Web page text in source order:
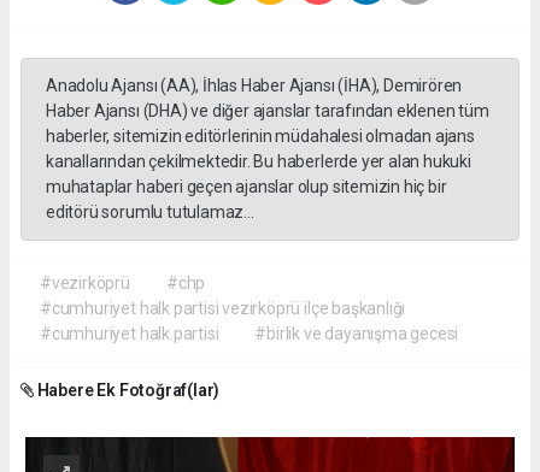
Anadolu Ajansı (AA), İhlas Haber Ajansı (İHA), Demirören
Haber Ajansı (DHA) ve diğer ajanslar tarafından eklenen tüm
haberler, sitemizin editörlerinin müdahalesi olmadan ajans
kanallarından çekilmektedir. Bu haberlerde yer alan hukuki
muhataplar haberi geçen ajanslar olup sitemizin hiç bir
editörü sorumlu tutulamaz...
#vezirköprü
#chp
#cumhuriyet halk partisi vezirköprü ilçe başkanlığı
#cumhuriyet halk partisi
#birlik ve dayanışma gecesi
Habere Ek Fotoğraf(lar)